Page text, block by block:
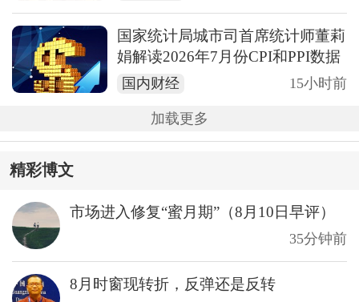
国家统计局城市司首席统计师董莉
娟解读2026年7月份CPI和PPI数据
国内财经 15小时前
加载更多
精彩博文
市场进入修复“蜜月期”（8月10日早评）
35分钟前
8月时窗现转折，反弹还是反转